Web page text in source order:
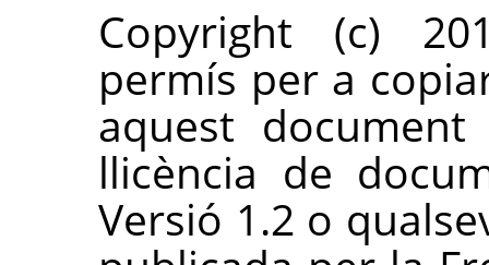
Copyright (c)
permís per a
aquest
llicència de
Versió 1.2 o